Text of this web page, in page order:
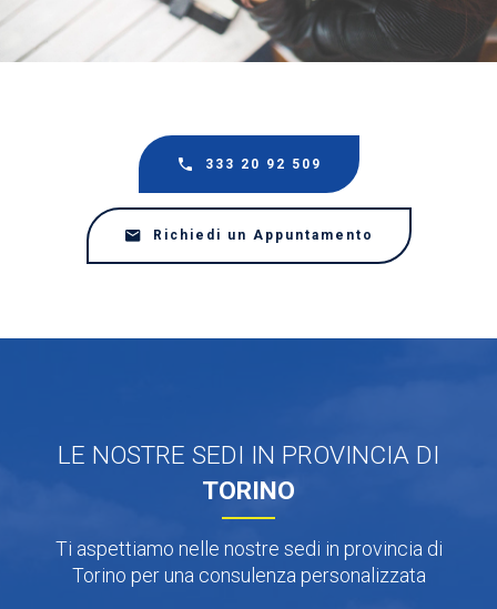
333 20 92 509
Richiedi un Appuntamento
LE NOSTRE SEDI IN PROVINCIA DI
TORINO
Ti aspettiamo nelle nostre sedi in provincia di
Torino per una consulenza personalizzata